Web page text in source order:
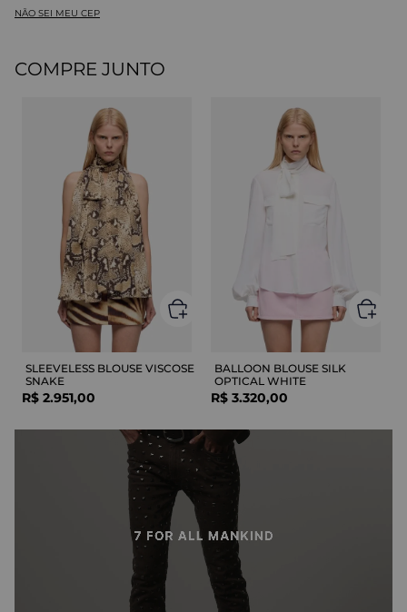
NÃO SEI MEU CEP
COMPRE JUNTO
SLEEVELESS BLOUSE VISCOSE
SNAKE
R$ 2.951,00
BALLOON BLOUSE SILK
OPTICAL WHITE
R$ 3.320,00